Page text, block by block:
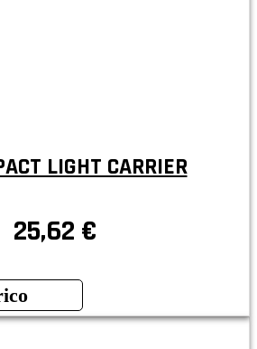
LIGHT CARRIER
25,62 €